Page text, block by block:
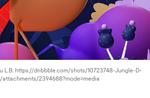
L.B: https://dribbble.com/shots/10723748-Jungle-D-
attachments/2394688?mode=media